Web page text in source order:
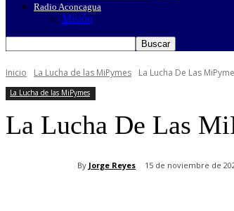
Radio Aconcagua
Misión
Inicio La Lucha de las MiPymes La Lucha De Las
La Lucha de las MiPymes
La Lucha De Las
By Jorge Reyes 15 de noviembre de